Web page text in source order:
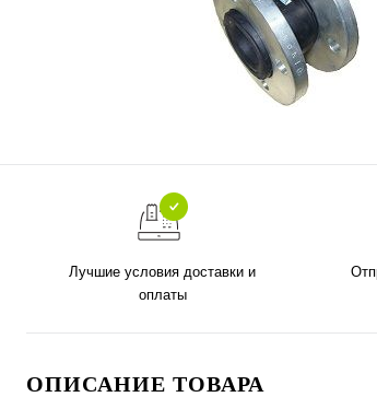
Лучшие условия доставки и
оплаты
ОПИСАНИЕ ТОВАРА